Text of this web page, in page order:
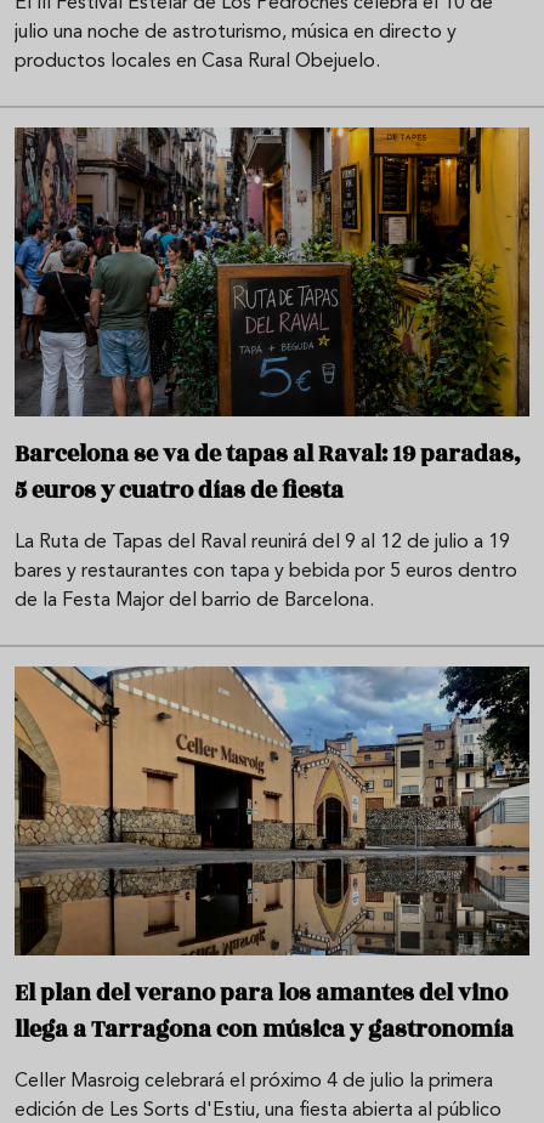
julio una noche de astroturismo, música en directo y
productos locales en Casa Rural Obejuelo.
Barcelona se va de tapas al Raval: 19 paradas,
5 euros y cuatro días de fiesta
La Ruta de Tapas del Raval reunirá del 9 al 12 de julio a 19
bares y restaurantes con tapa y bebida por 5 euros dentro
de la Festa Major del barrio de Barcelona.
El plan del verano para los amantes del vino
llega a Tarragona con música y gastronomía
Celler Masroig celebrará el próximo 4 de julio la primera
edición de Les Sorts d'Estiu, una fiesta abierta al público